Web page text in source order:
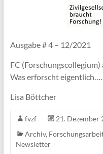
Ausgabe # 4 – 12/2021
FC (Forschungscollegium)
Was erforscht eigentlich….
Lisa Böttcher
fvzf
21. Dezember
Archiv,
Newsletter